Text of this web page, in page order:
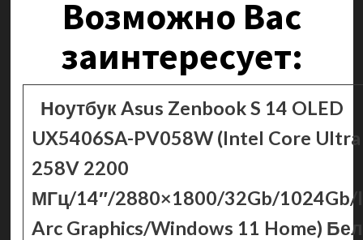
Возможно Вас
заинтересует:
Ноутбук Asus Zenbook S 14 OLED
UX5406SA-PV058W (Intel Core
258V 2200
МГц/14″/2880×1800/32Gb/
Arc Graphics/Windows 11 Home)